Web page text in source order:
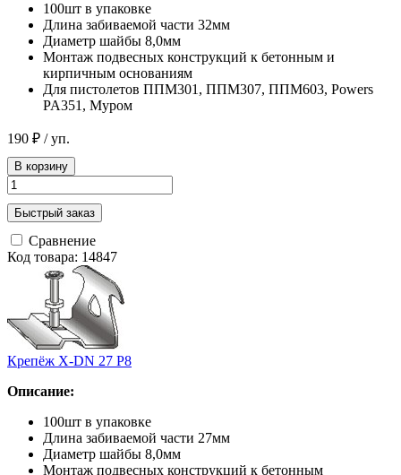
100шт в упаковке
Длина забиваемой части 32мм
Диаметр шайбы 8,0мм
Монтаж подвесных конструкций к бетонным и
кирпичным основаниям
Для пистолетов ППМ301, ППМ307, ППМ603, Powers
PA351, Муром
190 ₽ / уп.
В корзину
Быстрый заказ
Сравнение
Код товара: 14847
Крепёж Х-DN 27 Р8
Описание:
100шт в упаковке
Длина забиваемой части 27мм
Диаметр шайбы 8,0мм
Монтаж подвесных конструкций к бетонным